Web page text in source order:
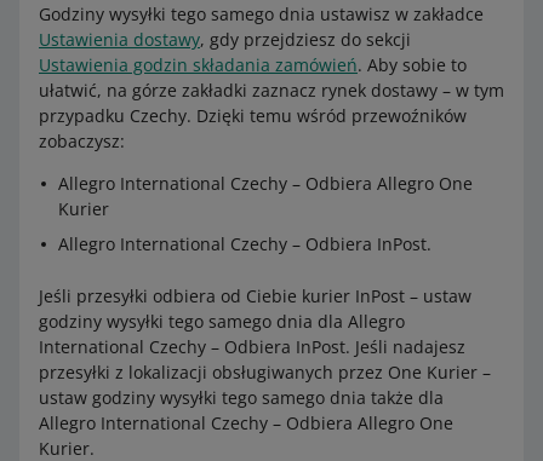
Godziny wysyłki tego samego dnia ustawisz w zakładce
Ustawienia dostawy, gdy przejdziesz do sekcji
Ustawienia godzin składania zamówień. Aby sobie to
ułatwić, na górze zakładki zaznacz rynek dostawy – w tym
przypadku Czechy. Dzięki temu wśród przewoźników
zobaczysz:
Allegro International Czechy – Odbiera Allegro One
Kurier
Allegro International Czechy – Odbiera InPost.
Jeśli przesyłki odbiera od Ciebie kurier InPost – ustaw
godziny wysyłki tego samego dnia dla Allegro
International Czechy – Odbiera InPost. Jeśli nadajesz
przesyłki z lokalizacji obsługiwanych przez One Kurier –
ustaw godziny wysyłki tego samego dnia także dla
Allegro International Czechy – Odbiera Allegro One
Kurier.